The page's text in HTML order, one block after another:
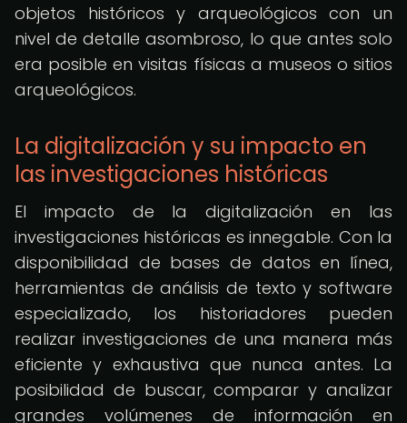
objetos históricos y arqueológicos con un
nivel de detalle asombroso, lo que antes solo
era posible en visitas físicas a museos o sitios
arqueológicos.
La digitalización y su impacto en
las investigaciones históricas
El impacto de la digitalización en las
investigaciones históricas es innegable. Con la
disponibilidad de bases de datos en línea,
herramientas de análisis de texto y software
especializado, los historiadores pueden
realizar investigaciones de una manera más
eficiente y exhaustiva que nunca antes. La
posibilidad de buscar, comparar y analizar
grandes volúmenes de información en